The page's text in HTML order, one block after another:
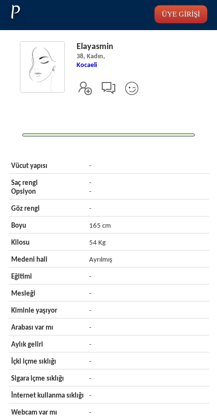
P ÜYE GİRİŞİ
Elayasmin
38, Kadın,
Kocaeli
Vücut yapısı -
Saç rengi
Opsiyon
-
-
Göz rengi -
Boyu 165 cm
Kilosu 54 Kg
Medeni hali Ayrılmış
Eğitimi -
Mesleği -
Kiminle yaşıyor -
Arabası var mı -
Aylık geliri -
İçki içme sıklığı -
Sigara içme sıklığı -
İnternet kullanma sıklığı -
Webcam var mı -